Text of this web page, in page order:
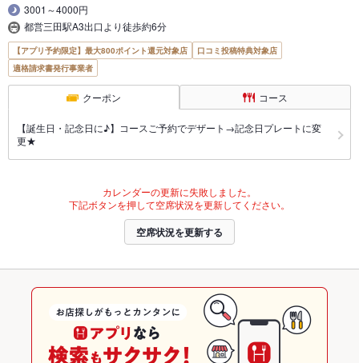
3001～4000円
都営三田駅A3出口より徒歩約6分
【アプリ予約限定】最大800ポイント還元対象店
口コミ投稿特典対象店
適格請求書発行事業者
クーポン コース
【誕生日・記念日に♪】コースご予約でデザート→記念日プレートに変
更★
カレンダーの更新に失敗しました。
下記ボタンを押して空席状況を更新してください。
空席状況を更新する